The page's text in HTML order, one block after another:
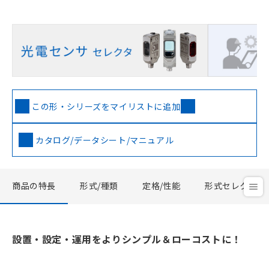
この形・シリーズをマイリストに追加
カタログ/データシート/マニュアル
商品の特長 形式/種類 定格/性能 形式セレクタ
設置・設定・運用をよりシンプル＆ローコストに！